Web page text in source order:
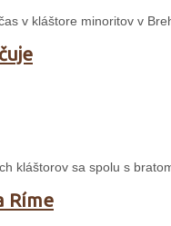
v kláštore minoritov v
kláštorov sa spolu s
Ríme